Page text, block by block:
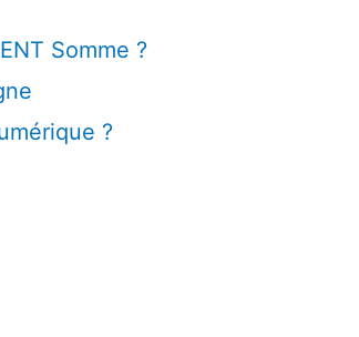
Somme ?
?